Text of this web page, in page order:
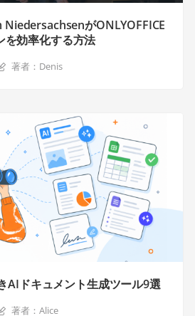
NiedersachsenがONLYOFFICE
を効率化する方法
著者：Denis
AIドキュメント生成ツール9選
著者：Alice